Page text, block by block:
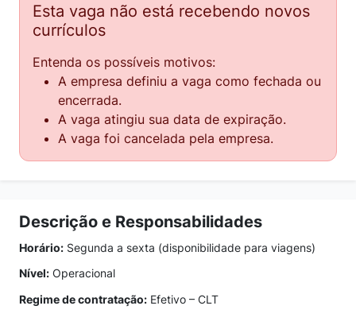
Esta vaga não está recebendo novos
currículos
Entenda os possíveis motivos:
A empresa definiu a vaga como fechada ou
encerrada.
A vaga atingiu sua data de expiração.
A vaga foi cancelada pela empresa.
Descrição e Responsabilidades
Horário: Segunda a sexta (disponibilidade para viagens)
Nível: Operacional
Regime de contratação: Efetivo – CLT